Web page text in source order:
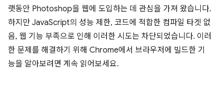
랫동안 Photoshop을 웹에 도입하는 데 관심을 가져 왔습니다.
하지만 JavaScript의 성능 제한, 코드에 적합한 컴파일 타겟 없
음, 웹 기능 부족으로 인해 이러한 시도는 차단되었습니다. 이러
한 문제를 해결하기 위해 Chrome에서 브라우저에 빌드한 기
능을 알아보려면 계속 읽어보세요.